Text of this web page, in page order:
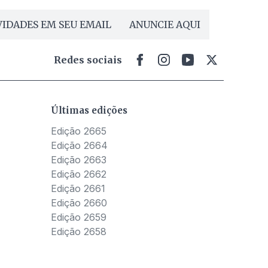
EM SEU EMAIL ANUNCIE AQUI
Redes sociais
Últimas edições
Edição 2665
Edição 2664
Edição 2663
Edição 2662
Edição 2661
Edição 2660
Edição 2659
Edição 2658